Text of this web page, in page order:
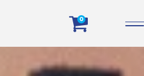
0